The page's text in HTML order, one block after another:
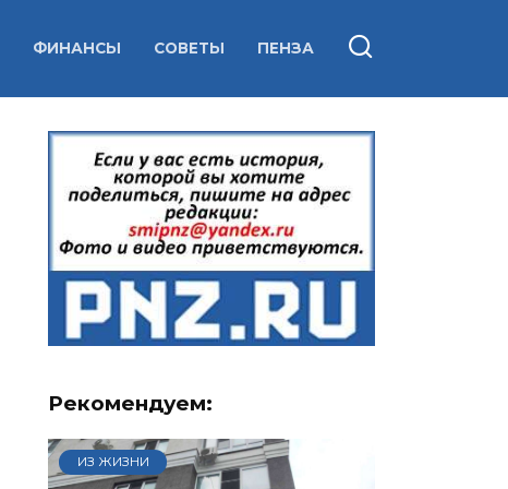
ФИНАНСЫ СОВЕТЫ ПЕНЗА
Рекомендуем:
ИЗ ЖИЗНИ